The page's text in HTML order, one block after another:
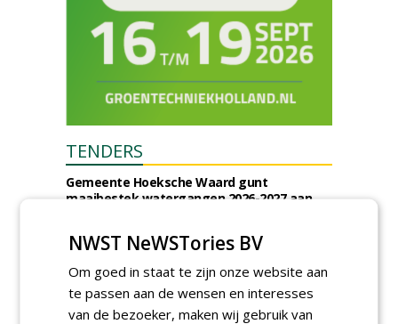
TENDERS
Gemeente Hoeksche Waard gunt
maaibestek watergangen 2026-2027 aan
Gemeente Tilburg gunt raamovereenkomst
kap en herplant bomen aan J. van Esch.
vrijdag 7 augustus 2026
Gemeente Nissewaard gunt eeheer en
NWST NeWSTories BV
Om goed in staat te zijn onze website aan
te passen aan de wensen en interesses
van de bezoeker, maken wij gebruik van